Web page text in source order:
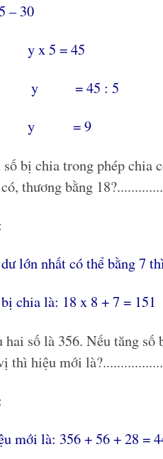
– 30
= 45
45 : 5
9
bị chia trong phép chia
thương bằng
nhất có thể bằng 7 thì
là: 18 x 8 + 7 = 151
hai số là 356. Nếu tăng
thì hiệu mới là?.................
là: 356 + 56 + 28 =